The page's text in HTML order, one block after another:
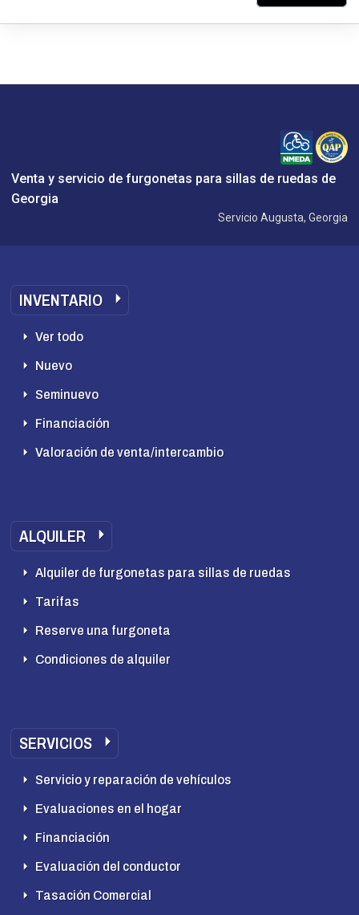
Venta y servicio de furgonetas para sillas de ruedas de
Georgia
Servicio Augusta, Georgia
INVENTARIO
Ver todo
Nuevo
Seminuevo
Financiación
Valoración de venta/intercambio
ALQUILER
Alquiler de furgonetas para sillas de ruedas
Tarifas
Reserve una furgoneta
Condiciones de alquiler
SERVICIOS
Servicio y reparación de vehículos
Evaluaciones en el hogar
Financiación
Evaluación del conductor
Tasación Comercial